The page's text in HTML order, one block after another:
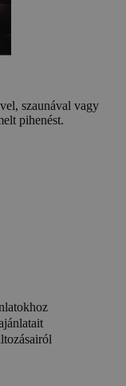
szaunával vagy
pihenést.